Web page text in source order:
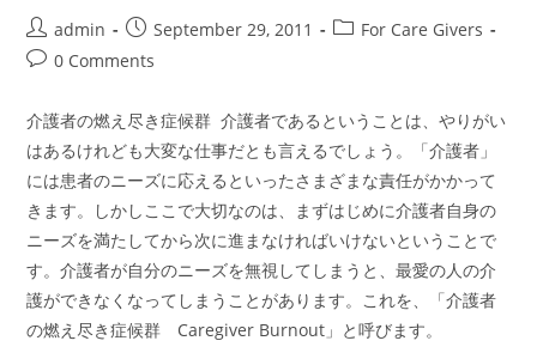
Depression
Post
author:
admin
Post
published:
September 29, 2011
PostFor Care Givers
Post0 Comments
介護者の燃え尽き症候群 介護者であるということは、やりがい
はあるけれども大変な仕事だとも言えるでしょう。「介護者」
には患者のニーズに応えるといったさまざまな責任がかかって
きます。しかしここで大切なのは、まずはじめに介護者自身の
ニーズを満たしてから次に進まなければいけないということで
す。介護者が自分のニーズを無視してしまうと、最愛の人の介
護ができなくなってしまうことがあります。これを、「介護者
の燃え尽き症候群 Caregiver Burnout」と呼びます。